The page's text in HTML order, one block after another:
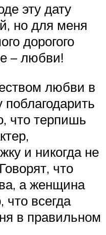
эту дату
но для меня
дорогого
– любви!
любви в
что терпишь
и никогда не
что
а женщина
всегда
в правильном